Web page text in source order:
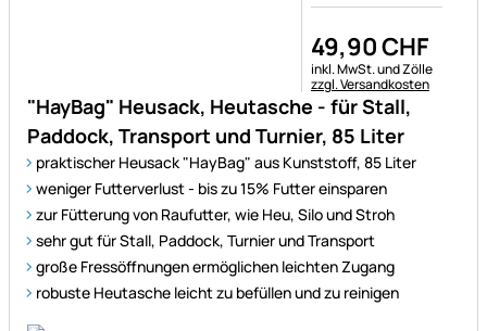
"HayBag" Heusack, Heutasche - für Stall,
Paddock, Transport und Turnier, 85 Liter
praktischer Heusack "HayBag" aus Kunststoff, 85 Liter
weniger Futterverlust - bis zu 15% Futter einsparen
zur Fütterung von Raufutter, wie Heu, Silo und Stroh
sehr gut für Stall, Paddock, Turnier und Transport
große Fressöffnungen ermöglichen leichten Zugang
robuste Heutasche leicht zu befüllen und zu reinigen
49,90CHF
Steuerhinweis:
inkl. MwSt. und Zölle
zzgl. Versandkosten